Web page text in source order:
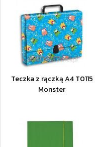
Teczka z rączką A4 T0115
Monster